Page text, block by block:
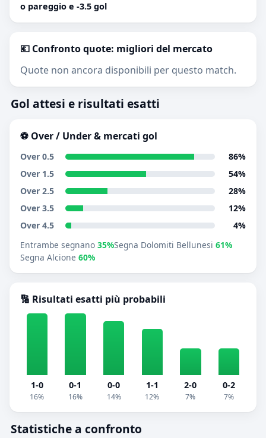
o pareggio e -3.5 gol
💶 Confronto quote: migliori del mercato
Quote non ancora disponibili per questo match.
Gol attesi e risultati esatti
⚽ Over / Under & mercati gol
Over 0.5
86%
Over 1.5
54%
Over 2.5
28%
Over 3.5
12%
Over 4.5
4%
Entrambe segnano 35%Segna Dolomiti Bellunesi 61%
Segna Alcione 60%
🔢 Risultati esatti più probabili
1-0
16%
0-1
16%
0-0
14%
1-1
12%
2-0
7%
0-2
7%
Statistiche a confronto